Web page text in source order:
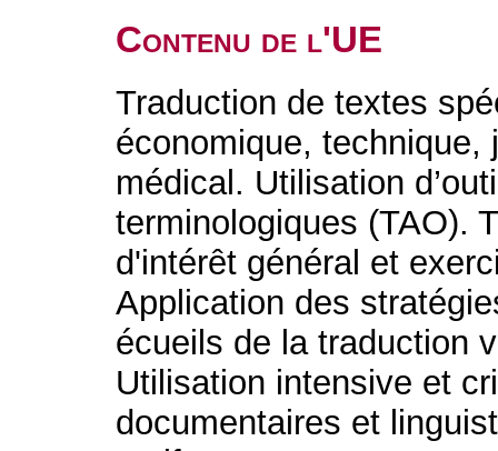
Contenu de l'UE
Traduction de textes
économique,
médical. Utilisation
terminologiques (TAO).
d'intérêt général et
Application des
écueils de la traduction
Utilisation intensive et
documentaires et